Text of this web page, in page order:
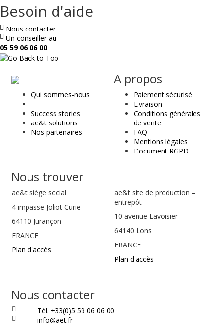
Besoin d'aide
Nous contacter
Un conseiller au
05 59 06 06 00
ae
&
t
Qui sommes-nous
Success stories
ae&t solutions
Nos partenaires
A propos
Paiement sécurisé
Livraison
Conditions générales
de vente
FAQ
Mentions légales
Document RGPD
Nous trouver
ae&t siège social
4 impasse Joliot Curie
64110 Jurançon
FRANCE
Plan d'accès
ae&t site de production –
entrepôt
10 avenue Lavoisier
64140 Lons
FRANCE
Plan d'accès
Nous contacter
Tél. +33(0)5 59 06 06 00
info@aet.fr